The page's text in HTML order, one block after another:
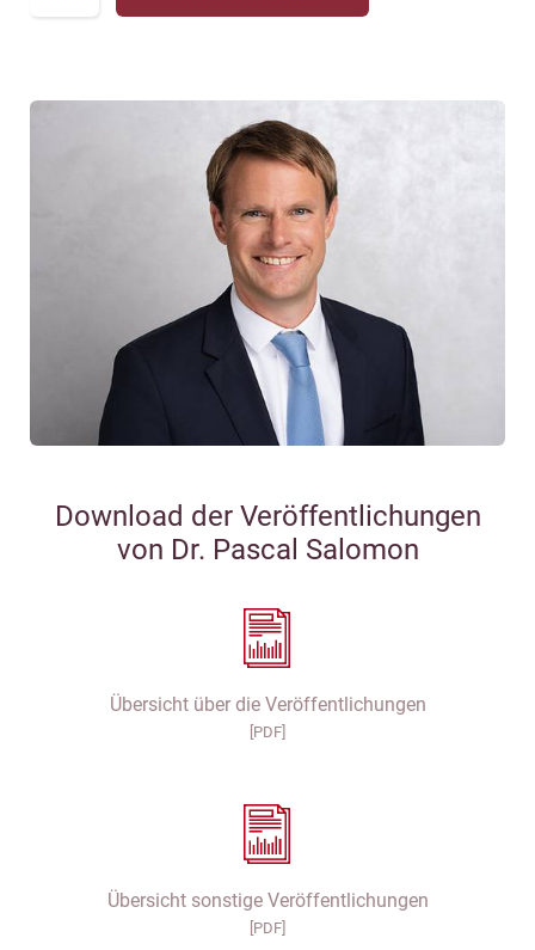
Download der Veröffentlichungen
von Dr. Pascal Salomon
Übersicht über die Veröffentlichungen
[PDF]
Übersicht sonstige Veröffentlichungen
[PDF]